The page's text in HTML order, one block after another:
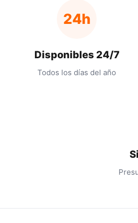
24h
Disponibles 24/7
Todos los días del año